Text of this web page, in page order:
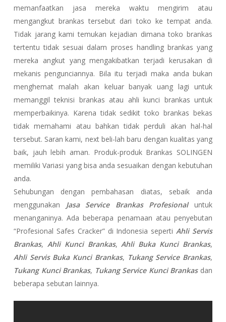
memanfaatkan jasa mereka waktu mengirim atau
mengangkut brankas tersebut dari toko ke tempat anda.
Tidak jarang kami temukan kejadian dimana toko brankas
tertentu tidak sesuai dalam proses handling brankas yang
mereka angkut yang mengakibatkan terjadi kerusakan di
mekanis pengunciannya. Bila itu terjadi maka anda bukan
menghemat malah akan keluar banyak uang lagi untuk
memanggil teknisi brankas atau ahli kunci brankas untuk
memperbaikinya. Karena tidak sedikit toko brankas bekas
tidak memahami atau bahkan tidak perduli akan hal-hal
tersebut. Saran kami, next beli-lah baru dengan kualitas yang
baik, jauh lebih aman. Produk-produk Brankas SOLINGEN
memiliki Variasi yang bisa anda sesuaikan dengan kebutuhan
anda.
Sehubungan dengan pembahasan diatas, sebaik anda
menggunakan Jasa Service Brankas Profesionaluntuk
menanganinya. Ada beberapa penamaan atau penyebutan
“Profesional Safes Cracker” di Indonesia sepertiAhli Servis
Brankas, Ahli Kunci Brankas,Ahli Buka Kunci Brankas,
Ahli Servis Buka Kunci Brankas, Tukang Service Brankas,
Tukang Kunci Brankas, Tukang Service Kunci Brankasdan
beberapa sebutan lainnya.